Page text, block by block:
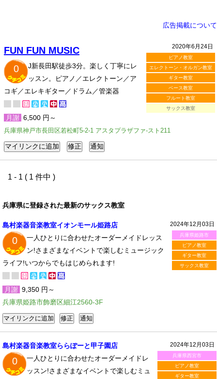
広告掲載について
2020年6月24日
ピアノ教室
エレクトーン・オルガン教室
ギター教室
ベース教室
フルート教室
サックス教室
FUN FUN MUSIC
0
J新長田駅徒歩3分。楽しく丁寧にレ
ッスン。ピアノ／エレクトーン／ア
コギ／エレキギター／ドラム／管楽器
月謝 6,500 円～
兵庫県神戸市長田区若松町5-2-1 アスタプラザファ-スト211
1 - 1 ( 1 件中 )
兵庫県に登録された最新のサックス教室
2024年12月03日
兵庫県姫路市
ピアノ教室
ギター教室
サックス教室
島村楽器音楽教室イオンモール姫路店
0
一人ひとりに合わせたオーダーメイドレッス
ン!さまざまなイベントで楽しむミュージック
ライフ!いつからでもはじめられます!
月謝 9,350 円～
兵庫県姫路市飾磨区細江2560-3F
2024年12月03日
兵庫県西宮市
ピアノ教室
ギター教室
島村楽器音楽教室ららぽーと甲子園店
0
一人ひとりに合わせたオーダーメイドレ
ッスン!さまざまなイベントで楽しむミュ